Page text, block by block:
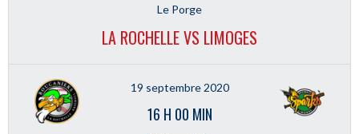
Le Porge
LA ROCHELLE VS LIMOGES
19 septembre 2020
16 H 00 MIN